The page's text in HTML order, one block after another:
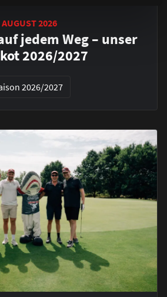
2026
jedem Weg – unser
2026/2027
2026/2027